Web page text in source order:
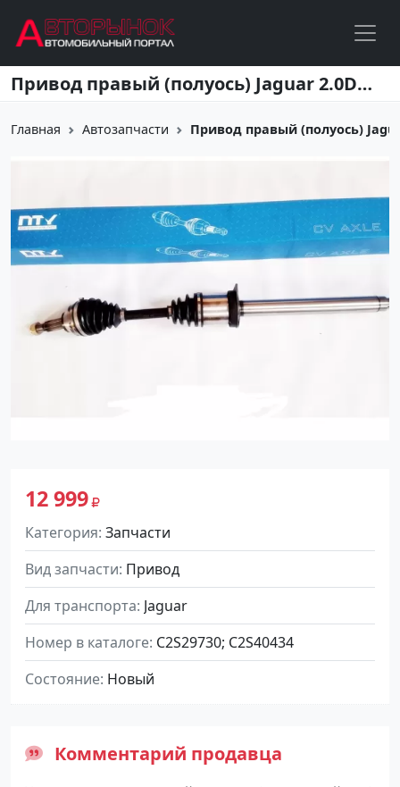
Перейти к основному содержанию Привод правый (полуось) Jaguar 2.0D/2.2D/2.1 2002-2010 Краснодар
Главная Автозапчасти Привод правый (полуось)
12 999
Категория Запчасти
Вид запчасти Привод
Для транспорта Jaguar
Номер в каталоге C2S29730; C2S40434
Состояние Новый
Комментарий продавца